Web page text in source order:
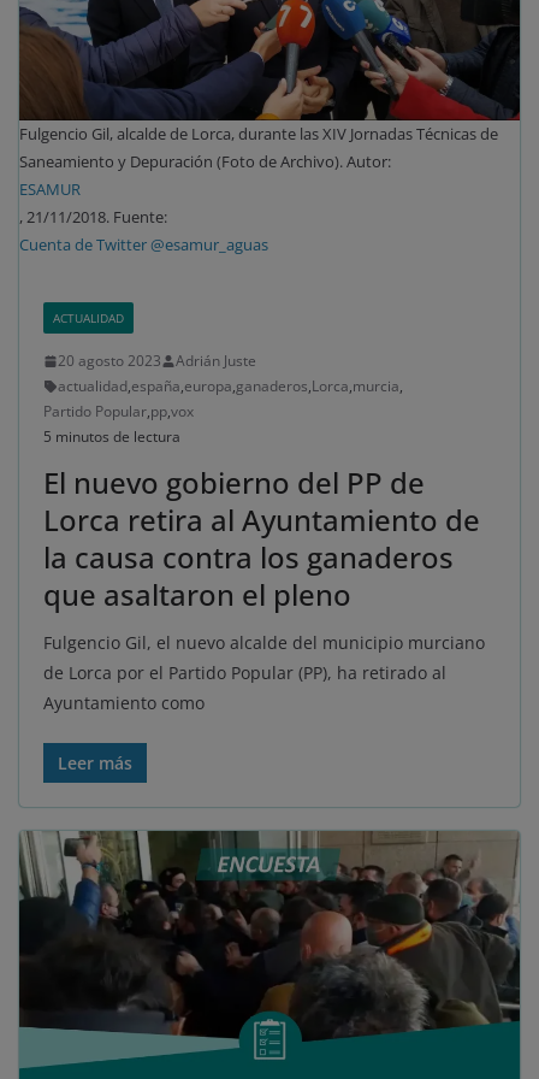
Fulgencio Gil, alcalde de Lorca, durante las XIV Jornadas Técnicas de
Saneamiento y Depuración (Foto de Archivo). Autor:
ESAMUR
, 21/11/2018. Fuente:
Cuenta de Twitter @esamur_aguas
ACTUALIDAD
20 agosto 2023
Adrián Juste
actualidad,españa,europa,ganaderos,Lorca,murcia,
Partido Popular,pp,vox
5 minutos de lectura
El nuevo gobierno del PP de
Lorca retira al Ayuntamiento de
la causa contra los ganaderos
que asaltaron el pleno
Fulgencio Gil, el nuevo alcalde del municipio murciano
de Lorca por el Partido Popular (PP), ha retirado al
Ayuntamiento como
Leer más